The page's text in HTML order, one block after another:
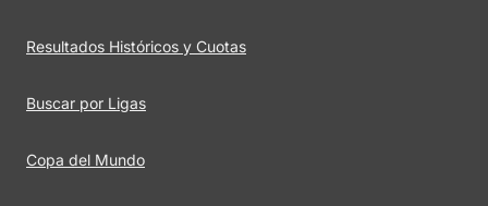
Resultados Históricos y Cuotas
Buscar por Ligas
Copa del Mundo